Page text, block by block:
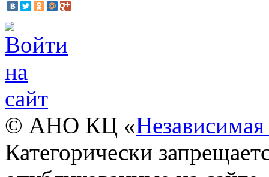
© АНО КЦ «Независимая
Категорически